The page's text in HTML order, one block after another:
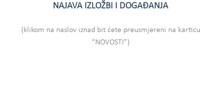
NAJAVA IZLOŽBI I DOGAĐANJA
(klikom na naslov iznad bit ćete preusmjereni na karticu
“NOVOSTI”)